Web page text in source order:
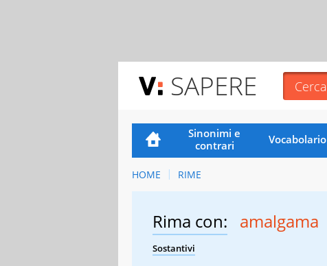
SAPERE
Sinonimi e
contrari
Vocabolario
HOME RIME
Rima con: amalgama
Sostantivi